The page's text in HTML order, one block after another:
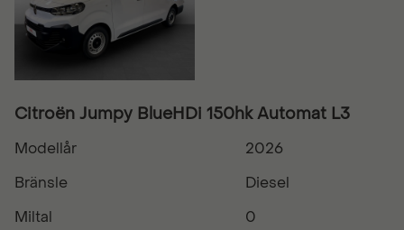
Citroën Jumpy BlueHDi 150hk Automat L3
Modellår
2026
Bränsle
Diesel
Miltal
0